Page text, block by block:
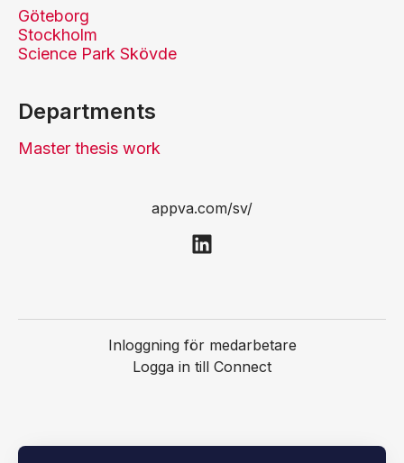
Göteborg
Stockholm
Science Park Skövde
Departments
Master thesis work
appva.com/sv/
Inloggning för medarbetare
Logga in till Connect